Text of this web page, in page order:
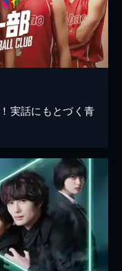
実話にもとづく青